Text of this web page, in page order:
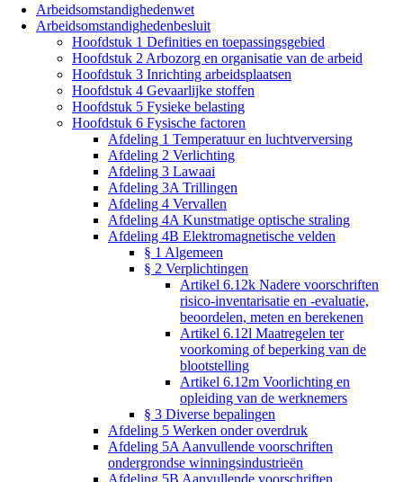
Arbeidsomstandighedenwet
Arbeidsomstandighedenbesluit
Hoofdstuk 1 Definities en toepassingsgebied
Hoofdstuk 2 Arbozorg en organisatie van de arbeid
Hoofdstuk 3 Inrichting arbeidsplaatsen
Hoofdstuk 4 Gevaarlijke stoffen
Hoofdstuk 5 Fysieke belasting
Hoofdstuk 6 Fysische factoren
Afdeling 1 Temperatuur en luchtverversing
Afdeling 2 Verlichting
Afdeling 3 Lawaai
Afdeling 3A Trillingen
Afdeling 4 Vervallen
Afdeling 4A Kunstmatige optische straling
Afdeling 4B Elektromagnetische velden
§ 1 Algemeen
§ 2 Verplichtingen
Artikel 6.12k Nadere voorschriften
risico-inventarisatie en -evaluatie,
beoordelen, meten en berekenen
Artikel 6.12l Maatregelen ter
voorkoming of beperking van de
blootstelling
Artikel 6.12m Voorlichting en
opleiding van de werknemers
§ 3 Diverse bepalingen
Afdeling 5 Werken onder overdruk
Afdeling 5A Aanvullende voorschriften
ondergrondse winningsindustrieën
Afdeling 5B Aanvullende voorschriften